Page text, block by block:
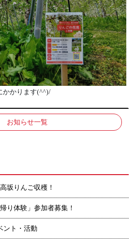
かかります(^^)/
お知らせ一覧
坂りんご収穫！
り体験」参加者募集！
ント・活動